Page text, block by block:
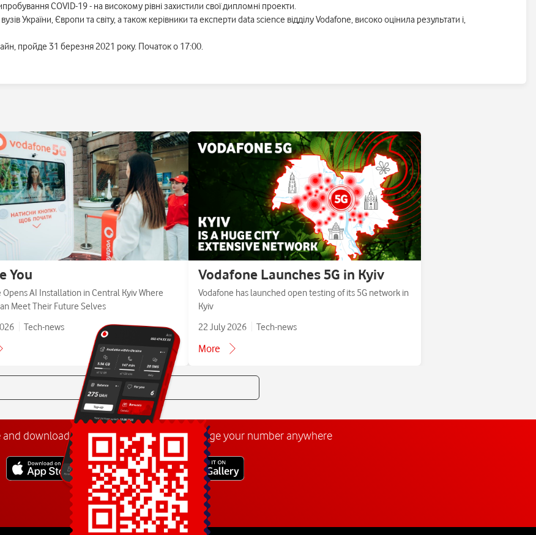
COVID-19 - на високому рівні захистили свої дипломні проекти.
України, Європи та світу, а також керівники та експерти data science відділу Vodafone, високо оцінила результати і,
пройде 31 березня 2021 року. Початок о 17:00.
You
Opens AI Installation in Central Kyiv Where
Meet Their Future Selves
Tech-news
Vodafone Launches 5G in Kyiv
Vodafone has launched open testing of its 5G network in
Kyiv
22 July 2026
Tech-news
More
All news
and download theMy Vodafone app. Manage your number anywhere
Explore more